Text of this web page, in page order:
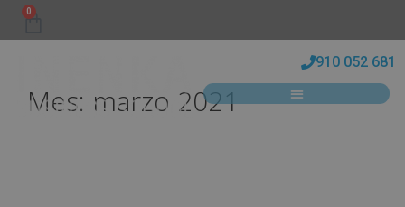
0
910 052 681
Mes: marzo 2021